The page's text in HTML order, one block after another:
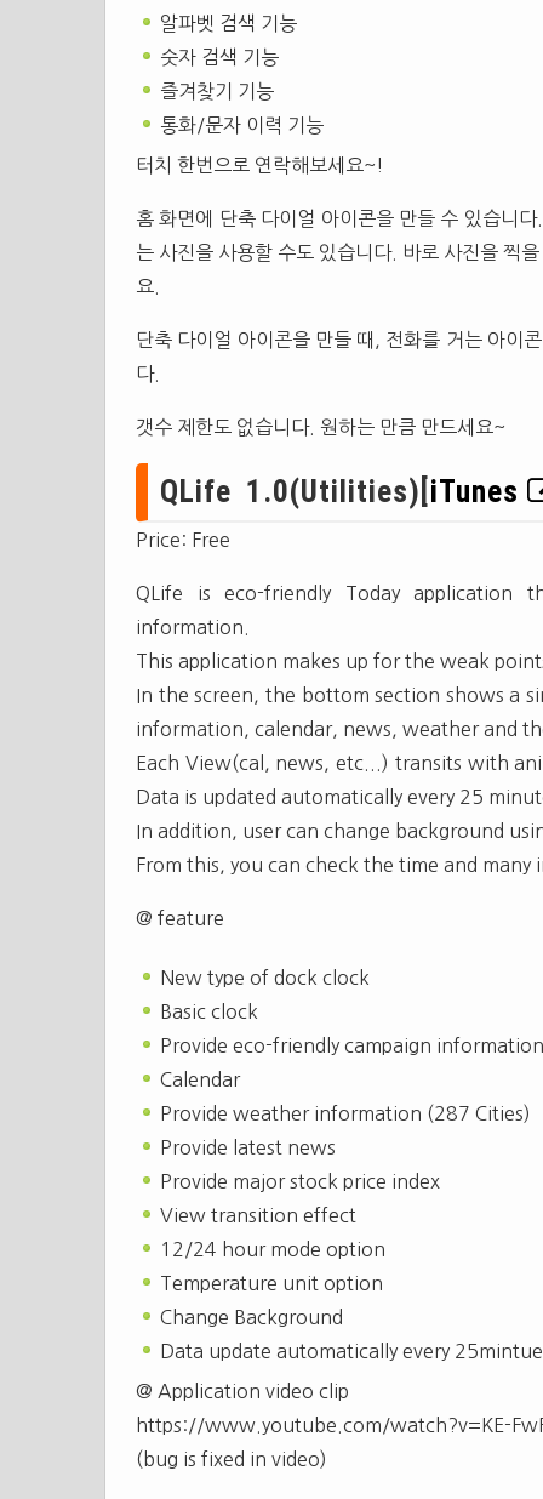
알파벳 검색 기능
숫자 검색 기능
즐겨찾기 기능
통화/문자 이력 기능
터치 한번으로 연락해보세요~!
홈 화면에 단축 다이얼 아이콘을 만들 수 있습니
는 사진을 사용할 수도 있습니다. 바로 사진을 찍
요.
단축 다이얼 아이콘을 만들 때, 전화를 거는 아이
다.
갯수 제한도 없습니다. 원하는 만큼 만드세요~
QLife 1.0(Utilities)[ iTunes
Price: Free
QLife is eco-friendly Today application
information.
This application makes up for the weak
In the screen, the bottom section shows a
information, calendar, news, weather and
Each View(cal, news, etc...) transits with
Data is updated automatically every 25
In addition, user can change background
From this, you can check the time and many
@ feature
New type of dock clock
Basic clock
Provide eco-friendly campaign information
Calendar
Provide weather information (287 Cities)
Provide latest news
Provide major stock price index
View transition effect
12/24 hour mode option
Temperature unit option
Change Background
Data update automatically every
@ Application video clip
https://www.youtube.com/watch?v=KE-
(bug is fixed in video)